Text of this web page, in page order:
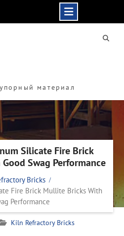
материал
Silicate Fire Brick
Swag Performance
Bricks
Fire Brick Mullite Bricks With
Performance
Kiln Refractory Bricks